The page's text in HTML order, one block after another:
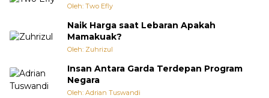
Oleh: Two Efly
Naik Harga saat Lebaran Apakah
Mamakuak?
Oleh: Zuhrizul
Insan Antara Garda Terdepan Program
Negara
Oleh: Adrian Tuswandi